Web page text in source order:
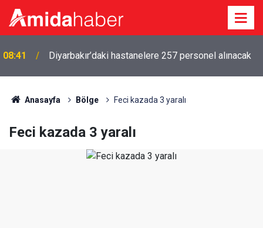
08:41 Diyarbakır’daki hastanelere 257 personel alınacak
Anasayfa Bölge Feci kazada 3 yaralı
Feci kazada 3 yaralı